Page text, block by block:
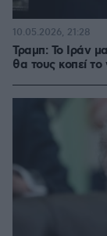
Τραμπ: Το Ιράν
θα τους κοπεί το
10.05.2026, 21:28